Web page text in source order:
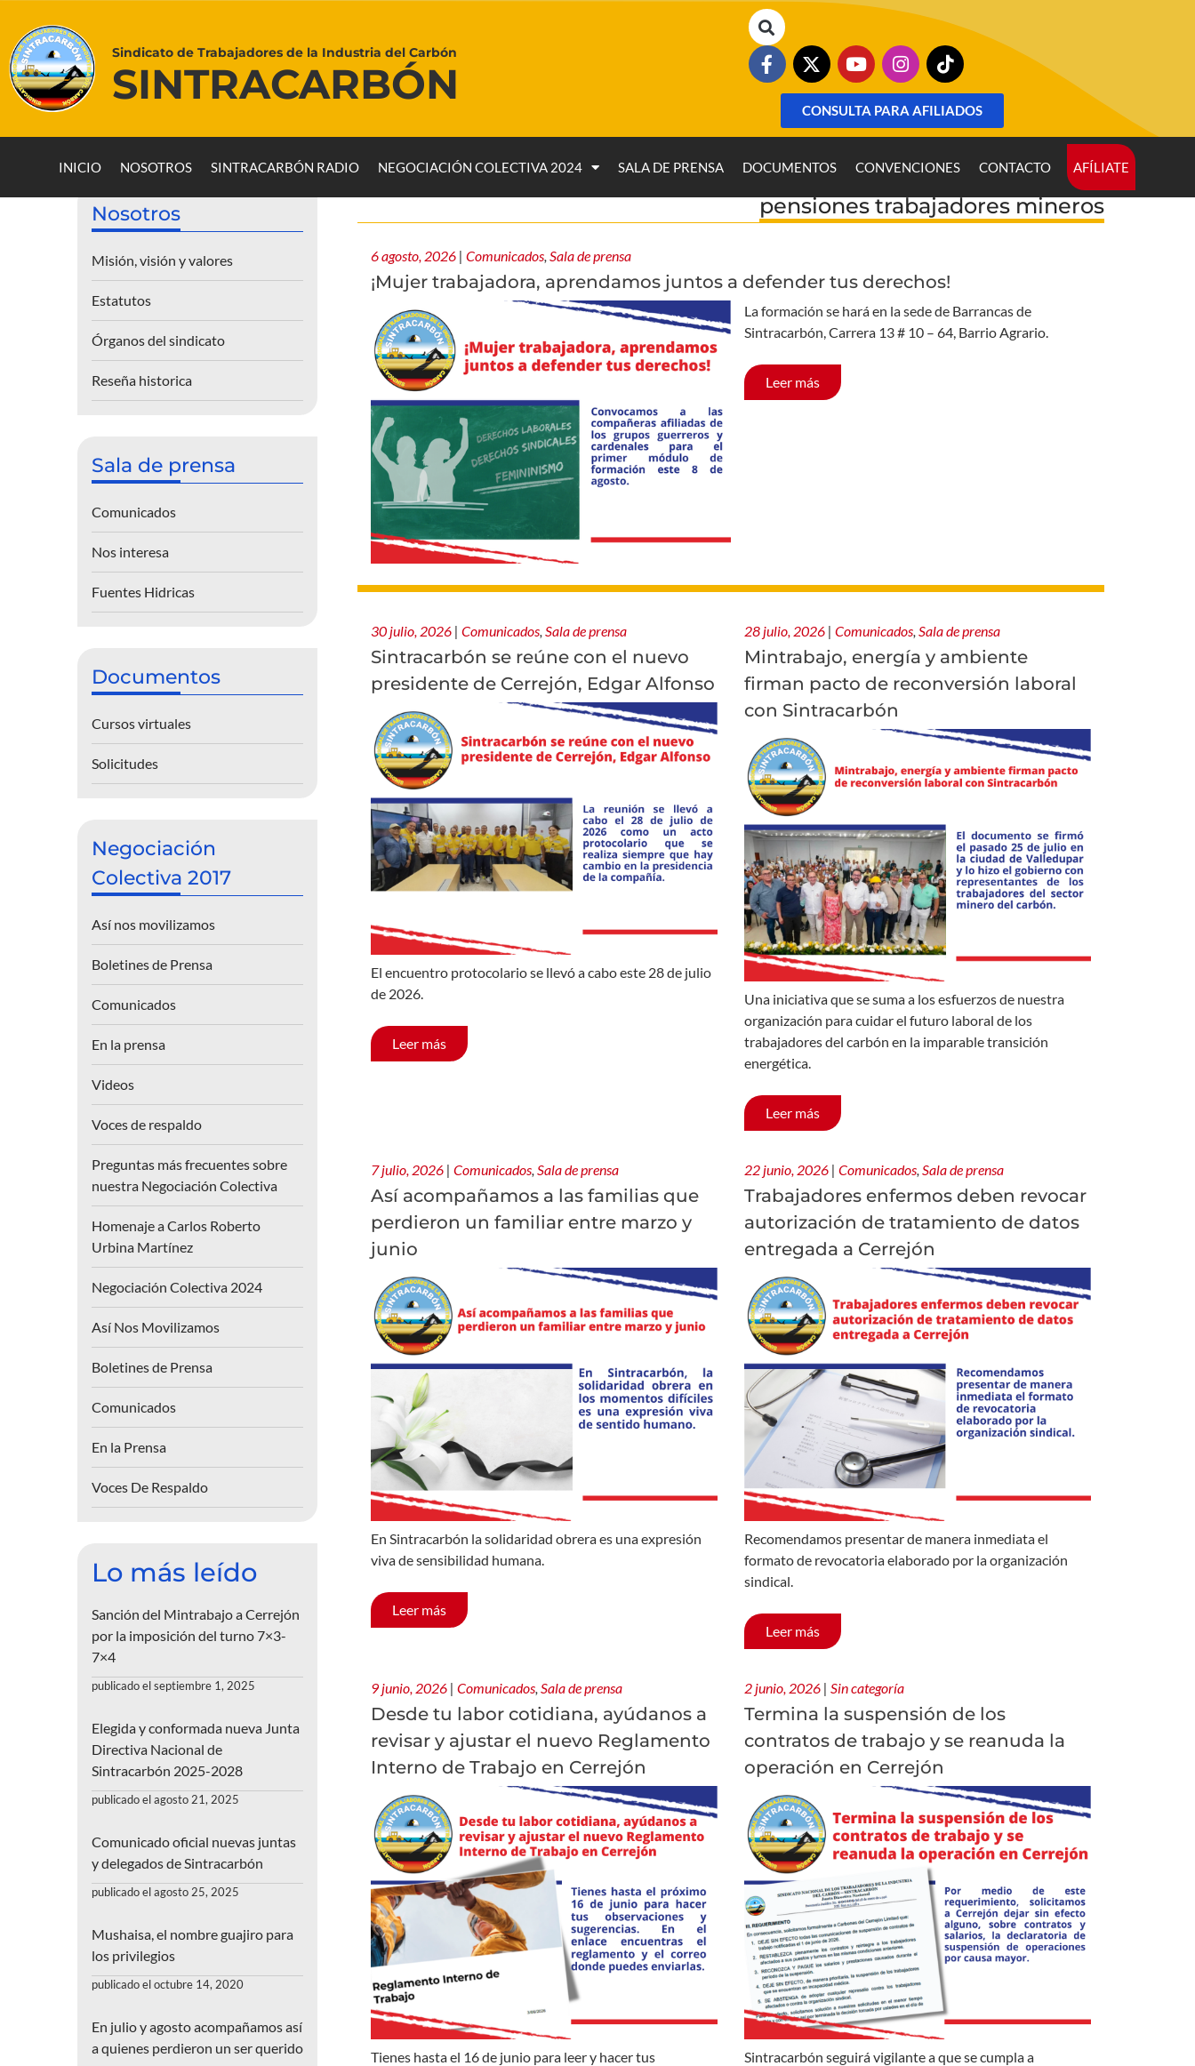
Sindicato de Trabajadores de la Industria del Carbón
SINTRACARBÓN
CONSULTA PARA AFILIADOS
INICIO NOSOTROS SINTRACARBÓN RADIO NEGOCIACIÓN COLECTIVA 2024 SALA DE PRENSA DOCUMENTOS CONVENCIONES CONTACTO AFÍLIATE
pensiones trabajadores mineros
6 agosto, 2026 | Comunicados, Sala de prensa
¡Mujer trabajadora, aprendamos juntos a defender tus derechos!
La formación se hará en la sede de Barrancas de
Sintracarbón, Carrera 13 # 10 – 64, Barrio Agrario.
Leer más
30 julio, 2026 | Comunicados Sala de prensa
Sintracarbón se reúne con el nuevo
presidente de Cerrejón, Edgar Alfonso
El encuentro protocolario se llevó a cabo este 28 de julio
de 2026.
Leer más
28 julio, 2026 | Comunicados Sala de prensa
Mintrabajo, energía y ambiente
firman pacto de reconversión laboral
con Sintracarbón
Una iniciativa que se suma a los esfuerzos de nuestra
organización para cuidar el futuro laboral de los
trabajadores del carbón en la imparable transición
energética.
Leer más
7 julio, 2026 | Comunicados, Sala de prensa
Así acompañamos a las familias que
perdieron un familiar entre marzo y
junio
En Sintracarbón la solidaridad obrera es una expresión
viva de sensibilidad humana.
Leer más
22 junio, 2026 | Comunicados, Sala de prensa
Trabajadores enfermos deben revocar
autorización de tratamiento de datos
entregada a Cerrejón
Recomendamos presentar de manera inmediata el
formato de revocatoria elaborado por la organización
sindical.
Leer más
9 junio, 2026 | Comunicados, Sala de prensa
Desde tu labor cotidiana, ayúdanos a
revisar y ajustar el nuevo Reglamento
Interno de Trabajo en Cerrejón
Tienes hasta el 16 de junio para leer y hacer tus
2 junio, 2026 | Sin categoría
Termina la suspensión de los
contratos de trabajo y se reanuda la
operación en Cerrejón
Sintracarbón seguirá vigilante a que se cumpla a
Nosotros
Misión, visión y valores
Estatutos
Órganos del sindicato
Reseña historica
Sala de prensa
Comunicados
Nos interesa
Fuentes Hidricas
Documentos
Cursos virtuales
Solicitudes
Negociación
Colectiva 2017
Así nos movilizamos
Boletines de Prensa
Comunicados
En la prensa
Videos
Voces de respaldo
Preguntas más frecuentes sobre
nuestra Negociación Colectiva
Homenaje a Carlos Roberto
Urbina Martínez
Negociación Colectiva 2024
Así Nos Movilizamos
Boletines de Prensa
Comunicados
En la Prensa
Voces De Respaldo
Lo más leído
Sanción del Mintrabajo a Cerrejón
por la imposición del turno 7×3-
7×4
publicado el septiembre 1, 2025
Elegida y conformada nueva Junta
Directiva Nacional de
Sintracarbón 2025-2028
publicado el agosto 21, 2025
Comunicado oficial nuevas juntas
y delegados de Sintracarbón
publicado el agosto 25, 2025
Mushaisa, el nombre guajiro para
los privilegios
publicado el octubre 14, 2020
En julio y agosto acompañamos así
a quienes perdieron un ser querido